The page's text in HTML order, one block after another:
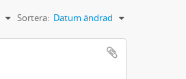
Sortera: Datum ändrad